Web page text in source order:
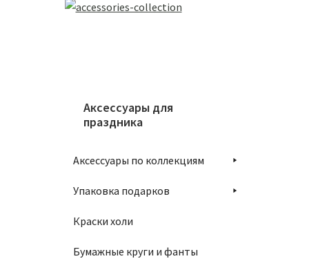
Аксессуары для
праздника
Аксессуары по коллекциям
Упаковка подарков
Краски холи
Бумажные круги и фанты